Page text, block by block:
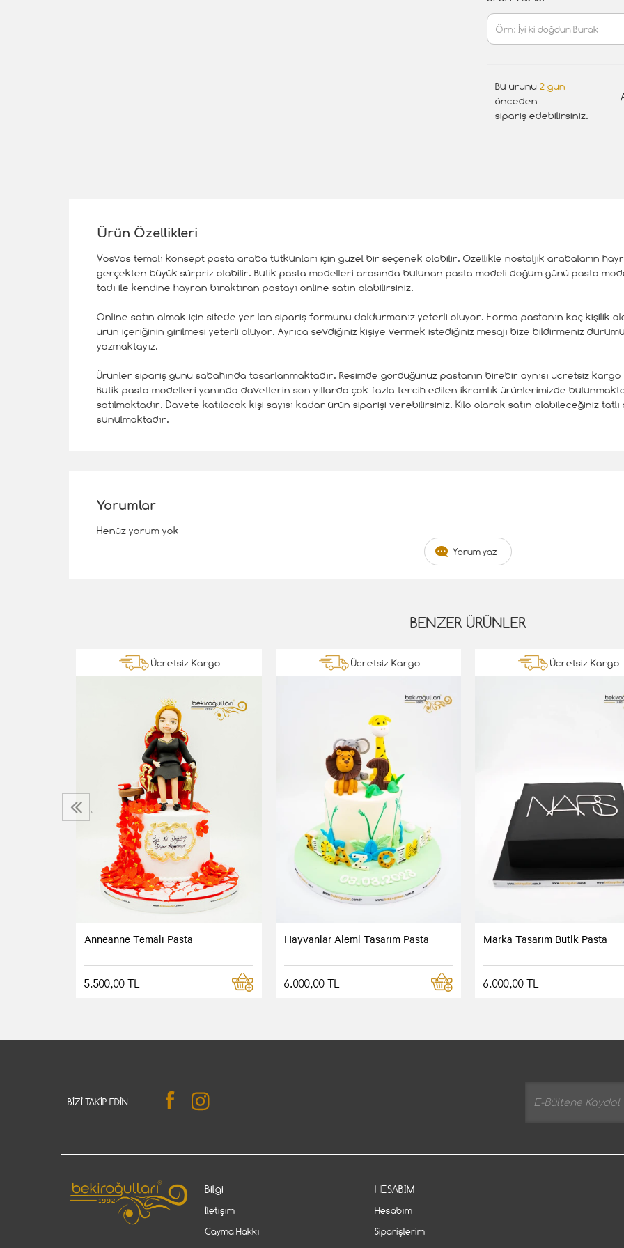
Bu ürünü 2 gün
önceden
sipariş edebilirsiniz.
Ürün Özellikleri
Vosvos temalı konsept pasta araba tutkunları için güzel bir seçenek olabilir. Özellikle nostaljik arabaların
gerçekten büyük sürpriz olabilir. Butik pasta modelleri arasında bulunan pasta modeli doğum günü pasta
tadı ile kendine hayran bıraktıran pastayı online satın alabilirsiniz.
Online satın almak için sitede yer lan sipariş formunu doldurmanız yeterli oluyor. Forma pastanın kaç kişilik
ürün içeriğinin girilmesi yeterli oluyor. Ayrıca sevdiğiniz kişiye vermek istediğiniz mesajı bize bildirmeniz
yazmaktayız.
Ürünler sipariş günü sabahında tasarlanmaktadır. Resimde gördüğünüz pastanın birebir aynısı ücretsiz
Butik pasta modelleri yanında davetlerin son yıllarda çok fazla tercih edilen ikramlık ürünlerimizde
satılmaktadır. Davete katılacak kişi sayısı kadar ürün siparişi verebilirsiniz. Kilo olarak satın alabileceğiniz
sunulmaktadır.
Yorumlar
Henüz yorum yok
Yorum yaz
BENZER ÜRÜNLER
Ücretsiz Kargo
Anneanne Temalı Pasta
5.500,00 TL
Ücretsiz Kargo
Hayvanlar Alemi Tasarım Pasta
6.000,00 TL
Ücretsiz Kargo
Marka Tasarım Butik Pasta
6.000,00 TL
‹
BIZI TAKIP EDIN
Bilgi
İletişim
Cayma Hakkı
HESABIM
Hesabım
Siparişlerim